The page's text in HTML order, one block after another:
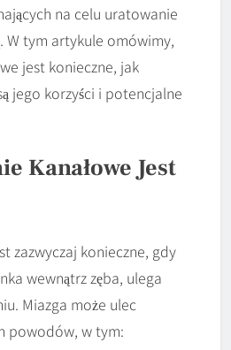
na celu uratowanie
W tym artykule omówimy,
jest konieczne, jak
jego korzyści i potencjalne
Kanałowe Jest
zazwyczaj konieczne, gdy
wewnątrz zęba, ulega
Miazga może ulec
powodów, w tym: